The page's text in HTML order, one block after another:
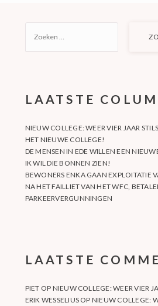
NAAR:
LAATSTE
NIEUW COLLEGE: WEER VIER JAAR
HET NIEUWE COLLEGE!
DE MENSEN IN EDE WILLEN EEN
IK WIL DIE BONNEN ZIEN!
BEWONERS ENKA GAAN EXPLOITATIE
NA HET FAILLIET VAN HET WFC,
PARKEERVERGUNNINGEN
LAATSTE
PIET OP NIEUW COLLEGE: WEER VIER
ERIK WESSELIUS OP NIEUW COLLEGE: